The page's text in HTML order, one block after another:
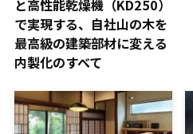
と高性能乾燥機（KD250）
で実現する、自社山の木を
最高級の建築部材に変える
内製化のすべて